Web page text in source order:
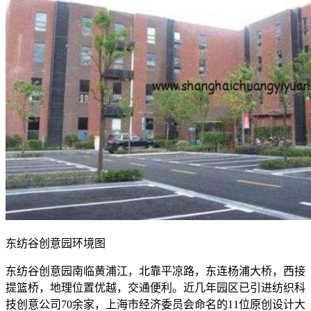
东纺谷创意园环境图
东纺谷创意园南临黄浦江，北靠平凉路，东连杨浦大桥，西接
提篮桥，地理位置优越，交通便利。近几年园区已引进纺织科
技创意公司70余家，上海市经济委员会命名的11位原创设计大